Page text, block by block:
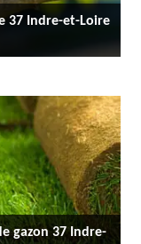
37 Indre-et-Loire
gazon 37 Indre-